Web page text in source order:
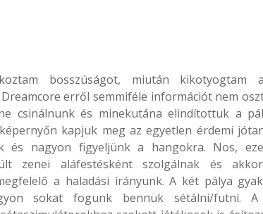
bosszúságot, miután kikotyogtam
erről semmiféle információt nem
csinálnunk és minekutána elindítottuk a
kapjuk meg az egyetlen érdemi
és nagyon figyeljünk a hangokra. Nos,
zenei aláfestésként szolgálnak és
a haladási irányunk. A két pálya
sokat fogunk bennük sétálni/futni. A